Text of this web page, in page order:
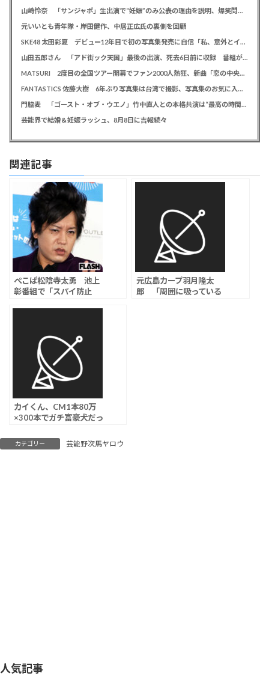
山崎怜奈 「サンジャポ」生出演で“妊娠”のみ公表の理由を説明、爆笑問題には「お祝い待ってます」
元いいとも青年隊・岸田健作、中居正広氏の裏側を回顧
SKE48 太田彩夏 デビュー12年目で初の写真集発売に自信「私、意外とイイ！」、勝負カットはベッド上のヌーディーな姿
山田五郎さん 「アド街ック天国」最後の出演、死去6日前に収録 番組が感謝「天国の五郎さんへ」
MATSURI 2度目の全国ツアー開幕でファン2000人熱狂、新曲「恋の中央線」も初披露「この曲で売れたいよ！」
FANTASTICS 佐藤大樹 6年ぶり写真集は台湾で撮影、写真集のお気に入りカットは「両親に見られるの恥ずかしい」
門脇麦 「ゴースト・オブ・ウエノ」竹中直人との本格共演は“最高の時間”「台本よりたくさんしゃべってた」
芸能界で結婚＆妊娠ラッシュ、8月8日に吉報続々
関連記事
ぺこぱ松陰寺太勇 池上
彰番組で「スパイ防止
元広島カープ羽月隆太
郎 「周囲に吸っている
カイくん、CM1本80万
×300本でガチ富豪犬だっ
カテゴリー 芸能野次馬ヤロウ
人気記事